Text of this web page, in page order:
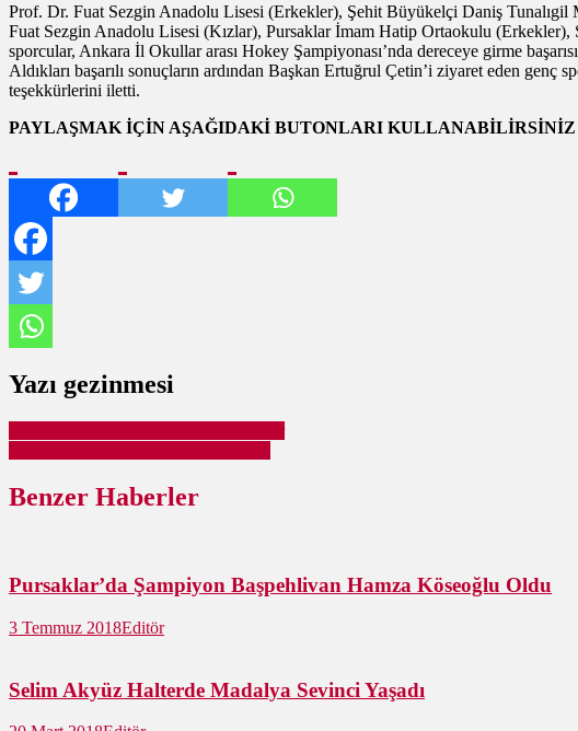
Prof. Dr. Fuat Sezgin Anadolu Lisesi (Erkekler), Şehit Büyükelçi Daniş
Fuat Sezgin Anadolu Lisesi (Kızlar), Pursaklar İmam Hatip Ortaokulu (Erkekler),
sporcular, Ankara İl Okullar arası Hokey Şampiyonası’nda dereceye girme
Aldıkları başarılı sonuçların ardından Başkan Ertuğrul Çetin’i ziyaret eden
teşekkürlerini iletti.
PAYLAŞMAK İÇİN AŞAĞIDAKİ BUTONLARI KULLANABİLİRSİNİZ
Yazı gezinmesi
Benzer Haberler
Pursaklar’da Şampiyon Başpehlivan Hamza Köseoğlu Oldu
3 Temmuz 2018Editör
Selim Akyüz Halterde Madalya Sevinci Yaşadı